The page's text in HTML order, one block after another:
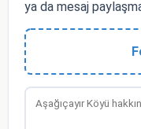
ya da mesaj